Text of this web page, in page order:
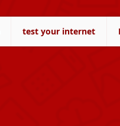
test your internet